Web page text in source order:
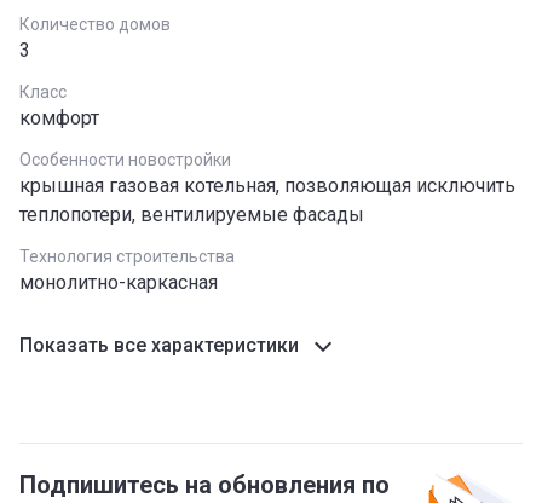
Количество домов
3
Класс
комфорт
Особенности новостройки
крышная газовая котельная, позволяющая исключить
теплопотери, вентилируемые фасады
Технология строительства
монолитно-каркасная
Показать все характеристики
Подпишитесь на обновления по